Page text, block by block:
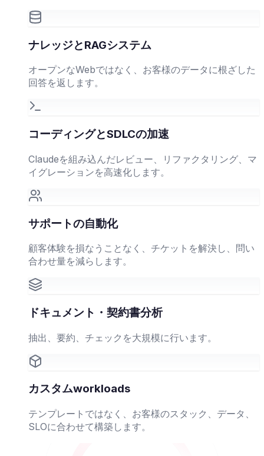
ナレッジとRAGシステム
オープンなWebではなく、お客様のデータに根ざした
回答を返します。
コーディングとSDLCの加速
Claudeを組み込んだレビュー、リファクタリング、マ
イグレーションを高速化します。
サポートの自動化
顧客体験を損なうことなく、チケットを解決し、問い
合わせ量を減らします。
ドキュメント・契約書分析
抽出、要約、チェックを大規模に行います。
カスタムworkloads
テンプレートではなく、お客様のスタック、データ、
SLOに合わせて構築します。